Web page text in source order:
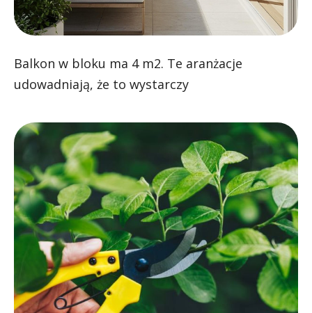
Balkon w bloku ma 4 m2. Te aranżacje
udowadniają, że to wystarczy